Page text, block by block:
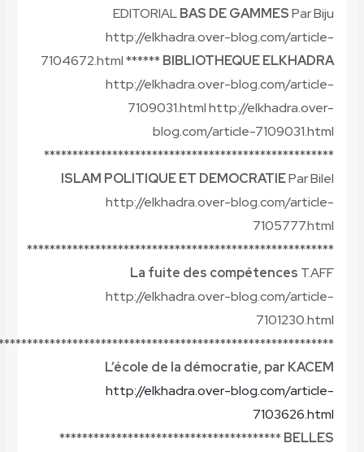
EDITORIALBAS DE GAMMESPar Biju
http://elkhadra.over-blog.com/article-
7104672.html ******BIBLIOTHEQUE ELKHADRA
http://elkhadra.over-blog.com/article-
7109031.html http://elkhadra.over-
blog.com/article-7109031.html
***************************************************
ISLAM POLITIQUE ET DEMOCRATIEPar Bilel
http://elkhadra.over-blog.com/article-
7105777.html
******************************************************
La fuite des compétencesT.AFF
http://elkhadra.over-blog.com/article-
7101230.html
***********************************************************
L’école de la démocratie, par KACEM
http://elkhadra.over-blog.com/article-
7103626.html
***************************************BELLES